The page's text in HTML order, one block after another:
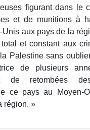
figurant dans le
et de munitions à
aux pays de la
et constant aux
Palestine sans
de plusieurs
de retombées
ce pays au Moyen-
région. »